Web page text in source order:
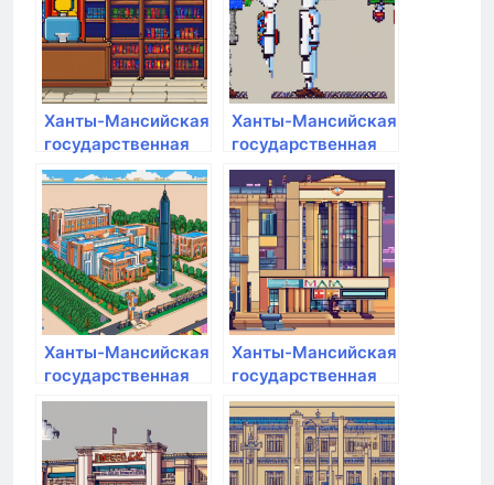
Ханты-Мансийская
государственная
медицинская
академия
Ханты-Мансийская
государственная
медицинская
академия
Ханты-Мансийская
государственная
медицинская
академия
Ханты-Мансийская
государственная
медицинская
академия